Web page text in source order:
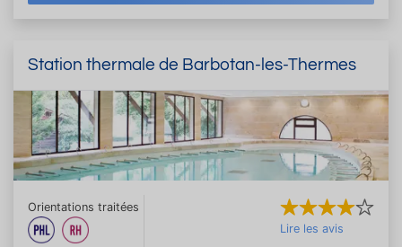
Station thermale de Barbotan-les-Thermes
Orientations traitées
Lire les avis